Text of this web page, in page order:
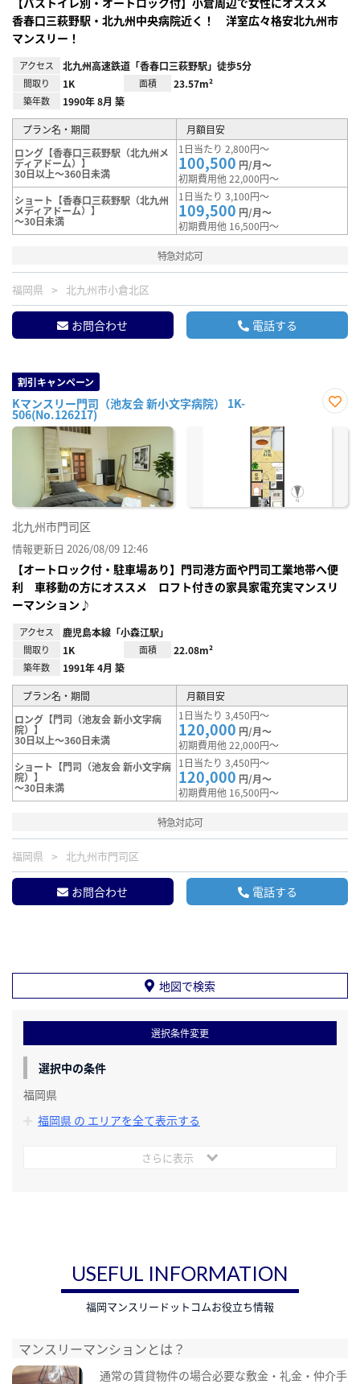
香春口三萩野駅・北九州中央病院近く！ 洋室広々格安北九州市
マンスリー！
アクセス 北九州高速鉄道「香春口三萩野駅」徒歩5分
間取り 1K 面積 23.57m²
築年数 1990年 8月 築
プラン名・期間
月額目安
ロング【香春口三萩野駅（北九州メ
ディアドーム）】
30日以上～360日未満
1日当たり 2,800円～
100,500 円/月～
初期費用他 22,000円～
ショート【香春口三萩野駅（北九州
メディアドーム）】
～30日未満
1日当たり 3,100円～
109,500 円/月～
初期費用他 16,500円～
特急対応可
福岡県 北九州市小倉北区
お問合わせ 電話する
割引キャンペーン
Kマンスリー門司（池友会 新小文字病院） 1K-
506(No.126217)
に入
北九州市門司区
情報更新日 2026/08/09 12:46
【オートロック付・駐車場あり】門司港方面や門司工業地帯へ便
利 車移動の方にオススメ ロフト付きの家具家電充実マンスリ
ーマンション♪
アクセス 鹿児島本線「小森江駅」
間取り 1K 面積 22.08m²
築年数 1991年 4月 築
プラン名・期間
月額目安
ロング【門司（池友会 新小文字病
院）】
30日以上～360日未満
1日当たり 3,450円～
120,000 円/月～
初期費用他 22,000円～
ショート【門司（池友会 新小文字病
院）】
～30日未満
1日当たり 3,450円～
120,000 円/月～
初期費用他 16,500円～
特急対応可
福岡県 北九州市門司区
お問合わせ 電話する
地図で検索
選択条件変更
選択中の条件
福岡県
福岡県 の エリアを全て表示する
さらに表示
USEFUL INFORMATION
福岡マンスリードットコムお役立ち情報
マンスリーマンションとは？
通常の賃貸物件の場合必要な敷金・礼金・仲介手